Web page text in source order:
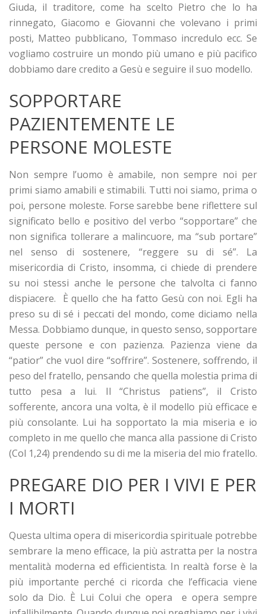
Giuda, il traditore, come ha scelto Pietro che lo ha
rinnegato, Giacomo e Giovanni che volevano i primi
posti, Matteo pubblicano, Tommaso incredulo ecc. Se
vogliamo costruire un mondo più umano e più pacifico
dobbiamo dare credito a Gesù e seguire il suo modello.
SOPPORTARE
PAZIENTEMENTE LE
PERSONE MOLESTE
Non sempre l’uomo è amabile, non sempre noi per
primi siamo amabili e stimabili. Tutti noi siamo, prima o
poi, persone moleste. Forse sarebbe bene riflettere sul
significato bello e positivo del verbo “sopportare” che
non significa tollerare a malincuore, ma “sub portare”
nel senso di sostenere, “reggere su di sé”. La
misericordia di Cristo, insomma, ci chiede di prendere
su noi stessi anche le persone che talvolta ci fanno
dispiacere. È quello che ha fatto Gesù con noi. Egli ha
preso su di sé i peccati del mondo, come diciamo nella
Messa. Dobbiamo dunque, in questo senso, sopportare
queste persone e con pazienza. Pazienza viene da
“patior” che vuol dire “soffrire”. Sostenere, soffrendo, il
peso del fratello, pensando che quella molestia prima di
tutto pesa a lui. Il “Christus patiens”, il Cristo
sofferente, ancora una volta, è il modello più efficace e
più consolante. Lui ha sopportato la mia miseria e io
completo in me quello che manca alla passione di Cristo
(Col 1,24) prendendo su di me la miseria del mio fratello.
PREGARE DIO PER I VIVI E PER
I MORTI
Questa ultima opera di misericordia spirituale potrebbe
sembrare la meno efficace, la più astratta per la nostra
mentalità moderna ed efficientista. In realtà forse è la
più importante perché ci ricorda che l’efficacia viene
solo da Dio. È Lui Colui che opera e opera sempre